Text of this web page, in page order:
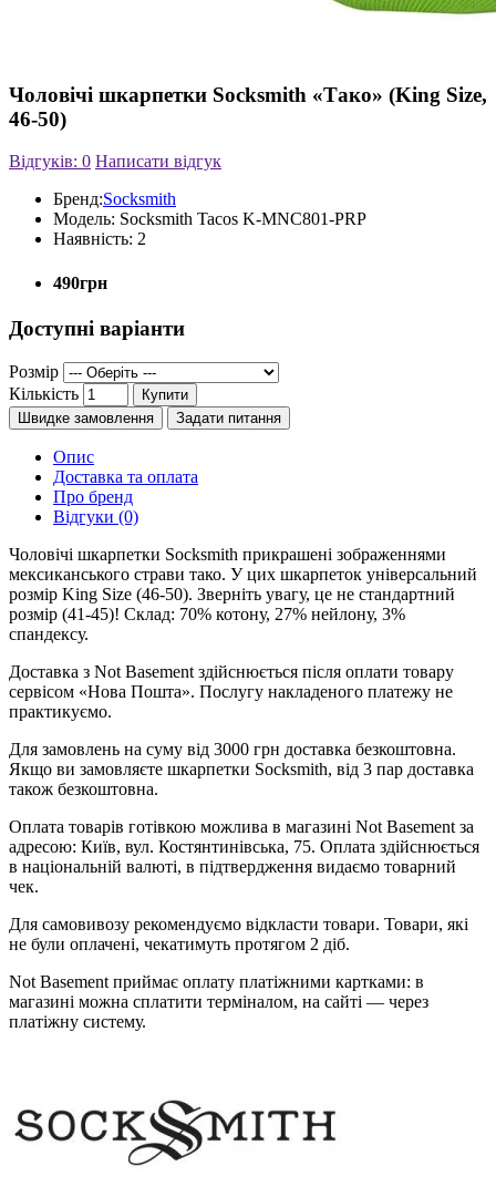
Чоловічі шкарпетки Socksmith «Тако» (King Size,
46-50)
Відгуків: 0 Написати відгук
Бренд:Socksmith
Модель: Socksmith Tacos K-MNC801-PRP
Наявність: 2
490грн
Доступні варіанти
Розмір
Кількість
Купити
Швидке замовлення
Задати питання
Опис
Доставка та оплата
Про бренд
Відгуки (0)
Чоловічі шкарпетки Socksmith прикрашені зображеннями
мексиканського страви тако. У цих шкарпеток універсальний
розмір King Size (46-50). Зверніть увагу, це не стандартний
розмір (41-45)! Склад: 70% котону, 27% нейлону, 3%
спандексу.
Доставка з Not Basement здійснюється після оплати товару
сервісом «Нова Пошта». Послугу накладеного платежу не
практикуємо.
Для замовлень на суму від 3000 грн доставка безкоштовна.
Якщо ви замовляєте шкарпетки Socksmith, від 3 пар доставка
також безкоштовна.
Оплата товарів готівкою можлива в магазині Not Basement за
адресою: Київ, вул. Костянтинівська, 75. Оплата здійснюється
в національній валюті, в підтвердження видаємо товарний
чек.
Для самовивозу рекомендуємо відкласти товари. Товари, які
не були оплачені, чекатимуть протягом 2 діб.
Not Basement приймає оплату платіжними картками: в
магазині можна сплатити терміналом, на сайті — через
платіжну систему.